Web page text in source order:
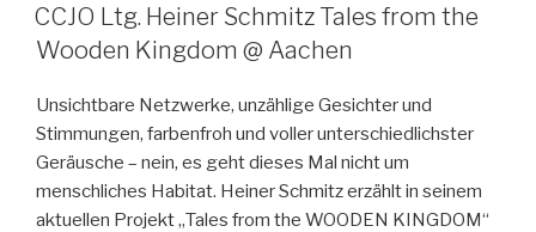
CCJO Ltg. Heiner Schmitz Tales from the
Wooden Kingdom @ Aachen
Unsichtbare Netzwerke, unzählige Gesichter und
Stimmungen, farbenfroh und voller unterschiedlichster
Geräusche – nein, es geht dieses Mal nicht um
menschliches Habitat. Heiner Schmitz erzählt in seinem
aktuellen Projekt „Tales from the WOODEN KINGDOM“